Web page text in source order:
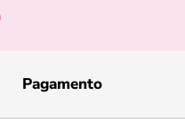
Pagamento